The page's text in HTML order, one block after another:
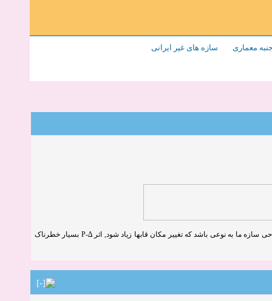
معماری سازه های غیر ایرانی
اگر طراحی سازه ما به نوعی باشد که تغییر مکان قابها زیاد شود, اثر ∆-P بسیار خطرناک